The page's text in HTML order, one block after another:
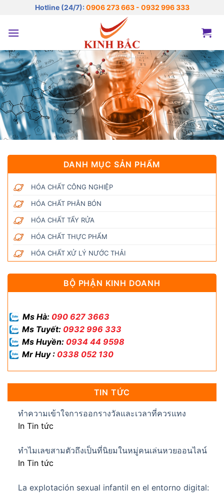
nội
Hotline (24/7): 0906 273 663 - 0932 996 333
DANH MỤC SẢN PHẨM
HÓA CHẤT CÔNG NGHIỆP
HÓA CHẤT PHÂN BÓN
HÓA CHẤT TẨY RỬA
HÓA CHẤT THỰC PHẨM
HÓA CHẤT XỬ LÝ NƯỚC THẢI
BỘ PHẬN KINH DOANH
Ms Hà: 090 627 3663
Ms Tuyết: 0932 996 333
Ms Huyền: 0934 44 9598
Mr Huy : 0338 052 130
TIN TỨC
ทำความเข้าใจการออกรางวัลและเวลาที่ควรแทง
In Tin tức
ทำไมเลขสามตัวถึงเป็นที่นิยมในหมู่คนเล่นหวยออนไลน์
In Tin tức
La explotación sexual infantil en el entorno digital: